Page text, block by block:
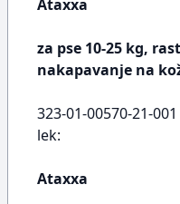
Ataxxa
za pse 10-25 kg,
nakapavanje na
323-01-00570-21-
lek:
Ataxxa